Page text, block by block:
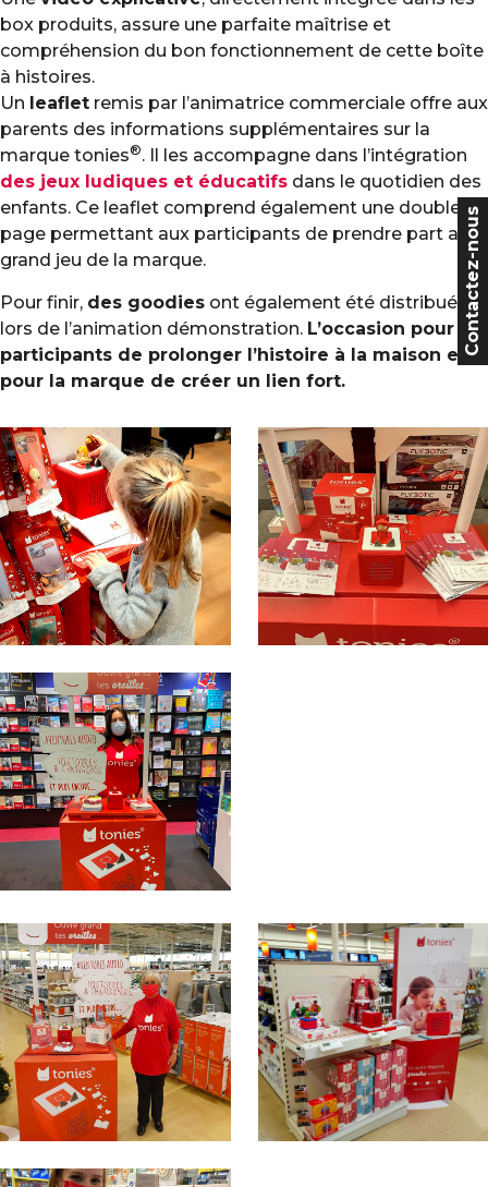
box produits, assure une parfaite maîtrise et
compréhension du bon fonctionnement de cette boîte
à histoires.
Un leaflet remis par l’animatrice commerciale offre aux
parents des informations supplémentaires sur la
marque tonies®. Il les accompagne dans l’intégration
des jeux ludiques et éducatifs dans le quotidien des
enfants. Ce leaflet comprend également une double
page permettant aux participants de prendre part au
grand jeu de la marque.
Pour finir, des goodies ont également été distribués
lors de l’animation démonstration. L’occasion pour les
participants de prolonger l’histoire à la maison et
pour la marque de créer un lien fort.
Contactez-nous